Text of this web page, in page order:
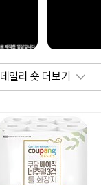
데일리 숏 더보기